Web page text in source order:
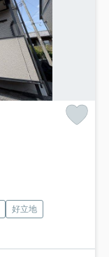
好立地